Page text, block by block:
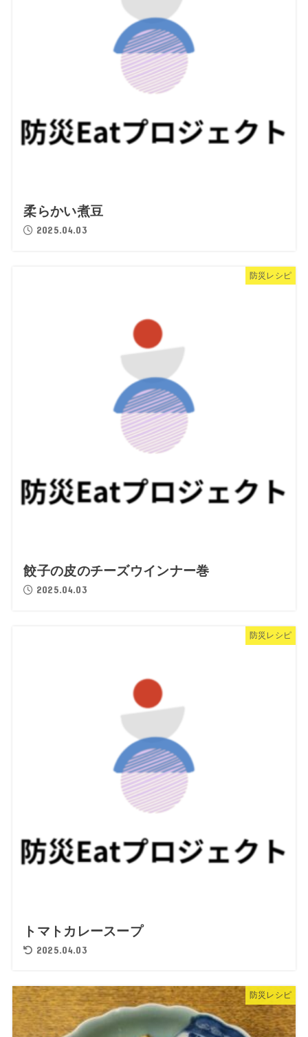
柔らかい煮豆
2025.04.03
防災レシピ
餃子の皮のチーズウインナー巻
2025.04.03
防災レシピ
トマトカレースープ
2025.04.03
防災レシピ